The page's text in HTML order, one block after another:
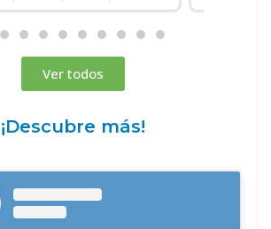
Ver todos
¡Descubre más!